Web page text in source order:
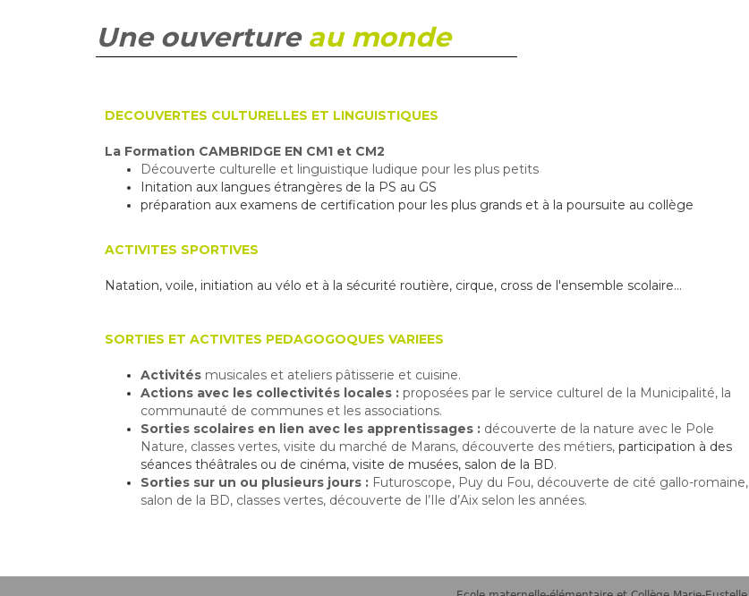
Une ouvertureau monde
DECOUVERTES CULTURELLES ET LINGUISTIQUES
La Formation CAMBRIDGE EN CM1 et CM2
Découverte culturelle et linguistique ludique pour les plus petits
Initation aux langues étrangères de la PS au GS
préparation aux examens de certification pour les plus grands et à la poursuite au collège
ACTIVITES SPORTIVES
Natation, voile, initiation au vélo et à la sécurité routière, cirque, cross de l'ensemble scolaire…
SORTIES ET ACTIVITES PEDAGOGOQUES VARIEES
Activités musicales et ateliers pâtisserie et cuisine.
Actions avec les collectivités locales : proposées par le service culturel de la Municipalité, la
communauté de communes et les associations.
Sorties scolaires en lien avec les apprentissages : découverte de la nature avec le Pole
Nature, classes vertes, visite du marché de Marans, découverte des métiers, participation à des
séances théâtrales ou de cinéma, visite de musées, salon de la BD.
Sorties sur un ou plusieurs jours : Futuroscope, Puy du Fou, découverte de cité gallo-romaine,
salon de la BD, classes vertes, découverte de l’Ile d’Aix selon les années.